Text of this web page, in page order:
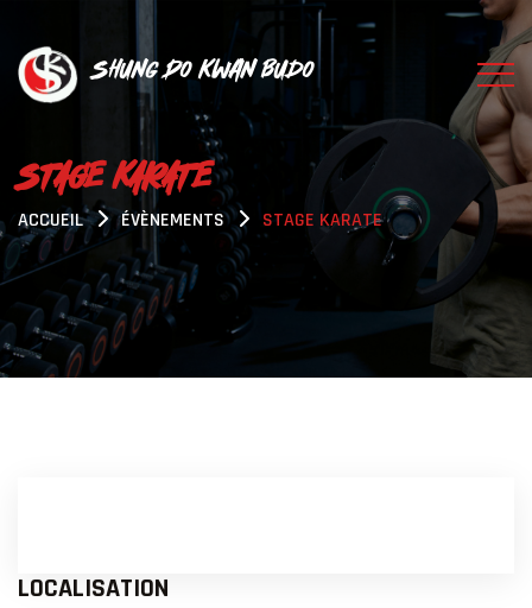
Shung Do Kwan Budo
STAGE KARATE
ACCUEIL ÉVÈNEMENTS STAGE KARATE
LOCALISATION